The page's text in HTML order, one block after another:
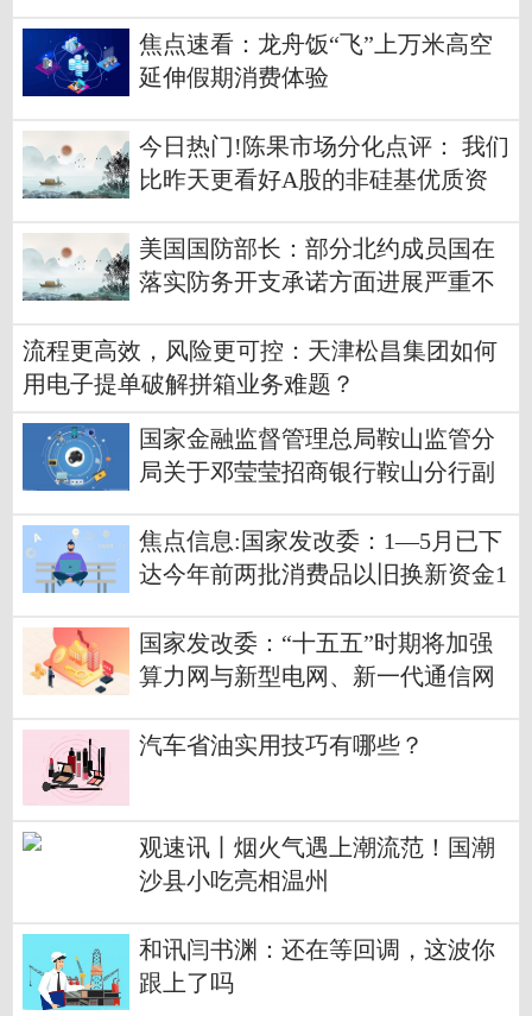
焦点速看：龙舟饭“飞”上万米高空
延伸假期消费体验
今日热门!陈果市场分化点评： 我们
比昨天更看好A股的非硅基优质资
美国国防部长：部分北约成员国在
落实防务开支承诺方面进展严重不
流程更高效，风险更可控：天津松昌集团如何
用电子提单破解拼箱业务难题？
国家金融监督管理总局鞍山监管分
局关于邓莹莹招商银行鞍山分行副
焦点信息:国家发改委：1—5月已下
达今年前两批消费品以旧换新资金1
额超过8200亿元
国家发改委：“十五五”时期将加强
算力网与新型电网、新一代通信网
汽车省油实用技巧有哪些？
观速讯丨烟火气遇上潮流范！国潮
沙县小吃亮相温州
和讯闫书渊：还在等回调，这波你
跟上了吗